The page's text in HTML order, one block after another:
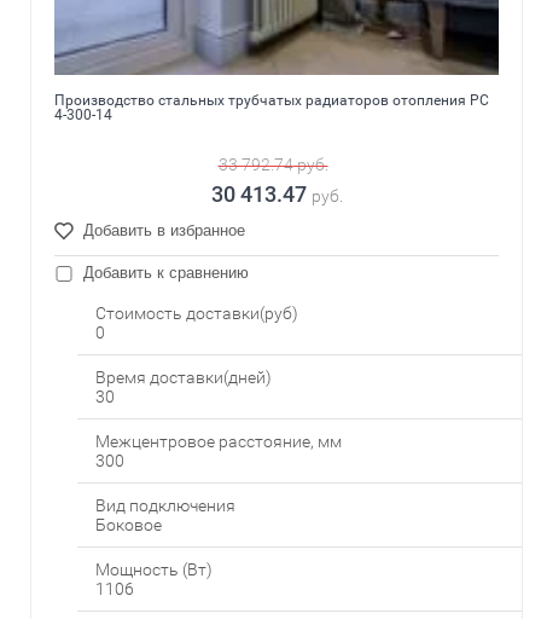
Производство стальных трубчатых радиаторов отопления РС
4-300-14
33 792.74руб.
30 413.47 руб.
Добавить в избранное
Добавить к сравнению
Стоимость доставки(руб)
0
Время доставки(дней)
30
Межцентровое расстояние, мм
300
Вид подключения
Боковое
Мощность (Вт)
1106